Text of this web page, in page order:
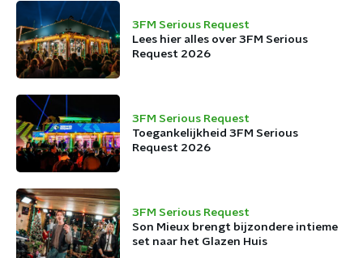
Spieren
3FM Serious Request
Lees hier alles over 3FM Serious
Request 2026
3FM Serious Request
Toegankelijkheid 3FM Serious
Request 2026
3FM Serious Request
Son Mieux brengt bijzondere intieme
set naar het Glazen Huis